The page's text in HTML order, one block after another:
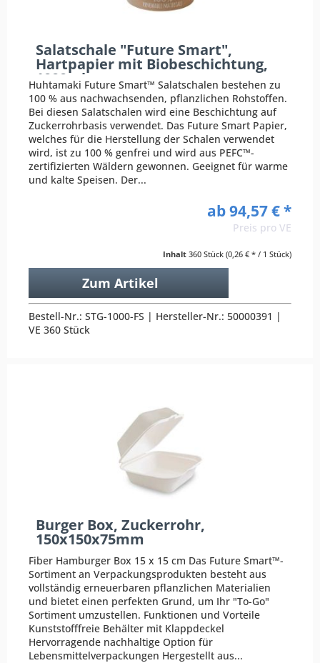
Salatschale "Future Smart",
Hartpapier mit Biobeschichtung,
1000ml
Huhtamaki Future Smart™ Salatschalen bestehen zu
100 % aus nachwachsenden, pflanzlichen Rohstoffen.
Bei diesen Salatschalen wird eine Beschichtung auf
Zuckerrohrbasis verwendet. Das Future Smart Papier,
welches für die Herstellung der Schalen verwendet
wird, ist zu 100 % genfrei und wird aus PEFC™-
zertifizierten Wäldern gewonnen. Geeignet für warme
und kalte Speisen. Der...
ab 94,57 € *
Preis pro VE
Inhalt 360 Stück (0,26 € * / 1 Stück)
Zum Artikel
Bestell-Nr.: STG-1000-FS | Hersteller-Nr.: 50000391 |
VE 360 Stück
Burger Box, Zuckerrohr,
150x150x75mm
Fiber Hamburger Box 15 x 15 cm Das Future Smart™-
Sortiment an Verpackungsprodukten besteht aus
vollständig erneuerbaren pflanzlichen Materialien
und bietet einen perfekten Grund, um Ihr "To-Go"
Sortiment umzustellen. Funktionen und Vorteile
Kunststofffreie Behälter mit Klappdeckel
Hervorragende nachhaltige Option für
Lebensmittelverpackungen Hergestellt aus...